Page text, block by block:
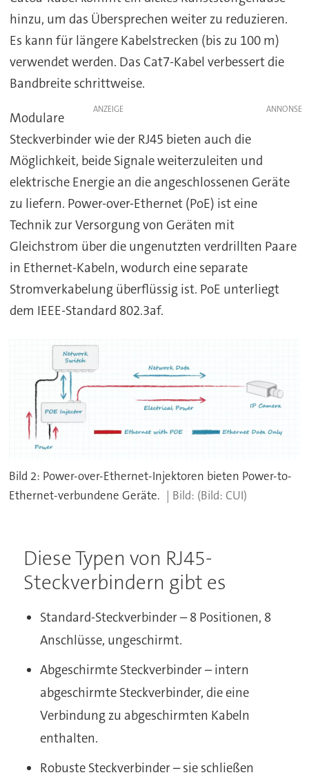
hinzu, um das Übersprechen weiter zu reduzieren.
Es kann für längere Kabelstrecken (bis zu 100 m)
verwendet werden. Das Cat7-Kabel verbessert die
Bandbreite schrittweise.
ANZEIGE
Modulare
Steckverbinder wie der RJ45 bieten auch die
Möglichkeit, beide Signale weiterzuleiten und
elektrische Energie an die angeschlossenen Geräte
zu liefern. Power-over-Ethernet (PoE) ist eine
Technik zur Versorgung von Geräten mit
Gleichstrom über die ungenutzten verdrillten Paare
in Ethernet-Kabeln, wodurch eine separate
Stromverkabelung überflüssig ist. PoE unterliegt
dem IEEE-Standard 802.3af.
Bild 2: Power-over-Ethernet-Injektoren bieten Power-to-
Ethernet-verbundene Geräte.
(Bild: CUI)
Diese Typen von RJ45-
Steckverbindern gibt es
Standard-Steckverbinder – 8 Positionen, 8
Anschlüsse, ungeschirmt.
Abgeschirmte Steckverbinder – intern
abgeschirmte Steckverbinder, die eine
Verbindung zu abgeschirmten Kabeln
enthalten.
Robuste Steckverbinder – sie schließen